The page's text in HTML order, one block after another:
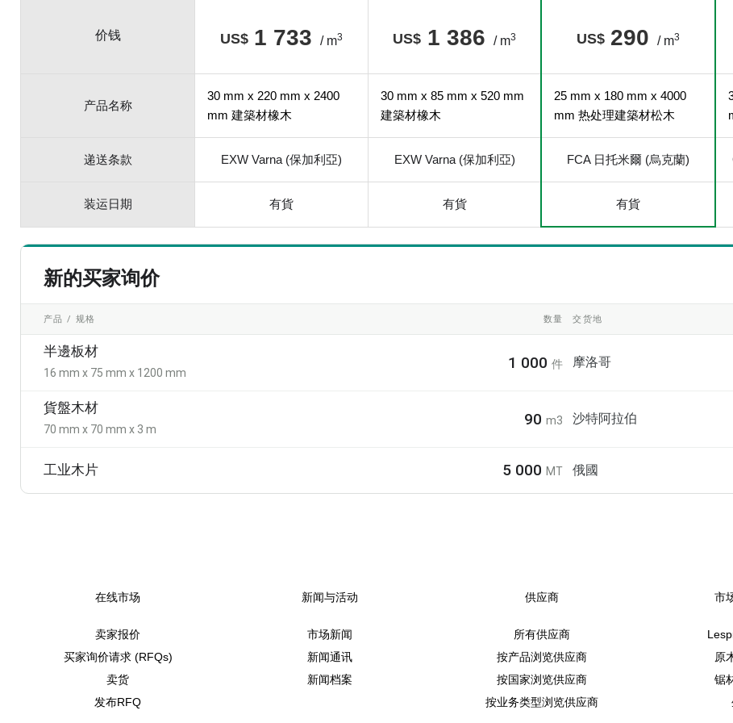
价钱 US$ 1 733 / m3 US$ 1 386 / m3 US$ 290 / m3
产品名称
30 mm x 220 mm x 2400
mm 建築材橡木
30 mm x 85 mm x 520 mm
建築材橡木
25 mm x 180 mm x 4000
mm 热处理建築材松木
递送条款 EXW Varna (保加利亞) EXW Varna (保加利亞) FCA 日托米爾 (烏克蘭)
装运日期 有貨 有貨 有貨
新的买家询价
产品 / 规格 数量 交货地
半邊板材
16 mm x 75 mm x 1200 mm
1 000件 摩洛哥
貨盤木材
70 mm x 70 mm x 3 m
90m3 沙特阿拉伯
工业木片 5 000MT 俄國
在线市场
卖家报价
买家询价请求 (RFQs)
卖货
发布RFQ
新闻与活动
市场新闻
新闻通讯
新闻档案
供应商
所有供应商
按产品浏览供应商
按国家浏览供应商
按业务类型浏览供应商
市
原
锯